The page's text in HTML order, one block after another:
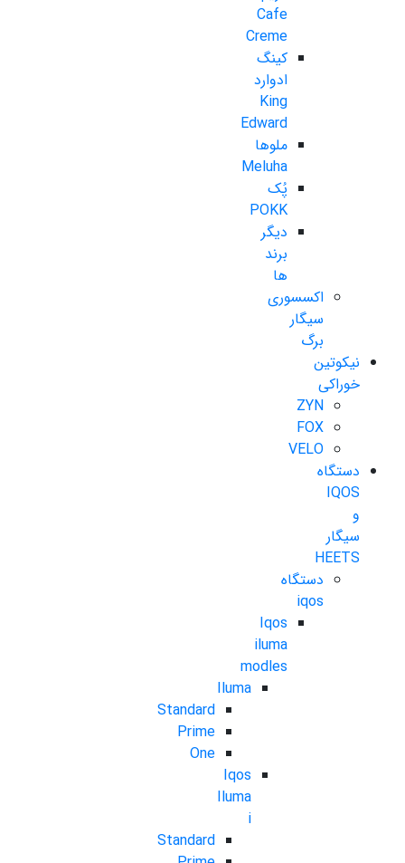
Cafe
Creme
کینگ
ادوارد
King
Edward
ملوها
Meluha
پُک
POKK
دیگر
برند
ها
اکسسوری
سیگار
برگ
نیکوتین
خوراکی
ZYN
FOX
VELO
دستگاه
IQOS
و
سیگار
HEETS
دستگاه
iqos
Iqos
iluma
modles
Iluma
Standard
Prime
One
Iqos
Iluma
i
Standard